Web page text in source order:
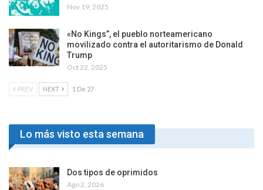
Nov 19, 2025
«No Kings”, el pueblo norteamericano
movilizado contra el autoritarismo de Donald
Trump
Oct 22, 2025
PREV NEXT 1 De 27
Lo más visto esta semana
Dos tipos de oprimidos
Ago 2, 2026